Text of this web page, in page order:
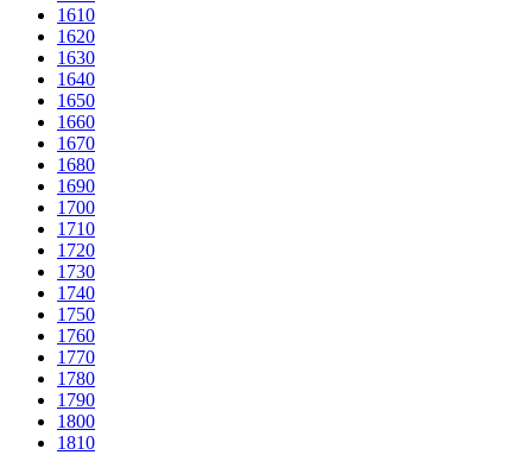
1610
1620
1630
1640
1650
1660
1670
1680
1690
1700
1710
1720
1730
1740
1750
1760
1770
1780
1790
1800
1810